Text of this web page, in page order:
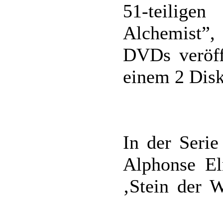
51-
DVDs
einem 2
In der
Alphonse
‚Stein der